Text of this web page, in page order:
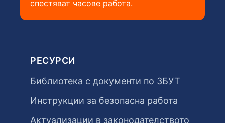
спестяват часове работа.
РЕСУРСИ
Библиотека с документи по ЗБУТ
Инструкции за безопасна работа
Актуализации в законодателството